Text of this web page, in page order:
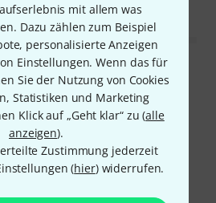
mit allem was
Dazu zählen zum Beispiel
personalisierte Anzeigen
Einstellungen. Wenn das für
Sie der Nutzung von Cookies
Statistiken und Marketing
Klick auf „Geht klar“ zu (alle
anzeigen).
Zustimmung jederzeit
(hier) widerrufen.
MELDEN
Chemische Keule
23.09.2013
im Billigsegment findet
Licht. Diese Tasche hat etwas